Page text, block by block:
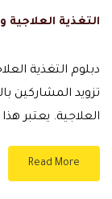
التغذية العلاجية
دبلوم التغذية
تزويد المشاركين
العلاجية. يعتبر
Read More